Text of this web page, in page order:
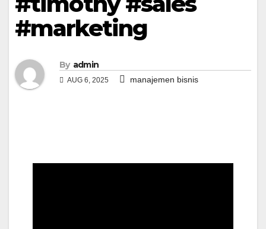
#marketing
By admin
AUG 6, 2025 manajemen bisnis